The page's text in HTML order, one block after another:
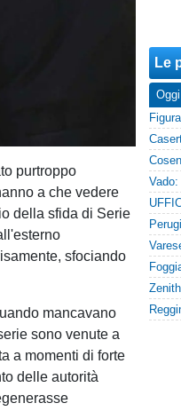
purtroppo
a che vedere
della sfida di Serie
sfociando
mancavano
sono venute a
a momenti di forte
delle autorità
Le
Oggi